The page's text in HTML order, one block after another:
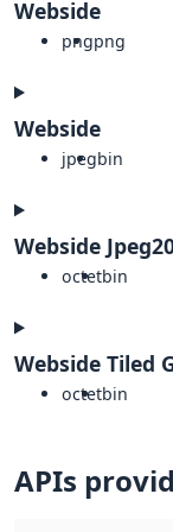
Webside
pngpng
Webside
jpegbin
Webside
octetbin
Webside Tiled
octetbin
APIs